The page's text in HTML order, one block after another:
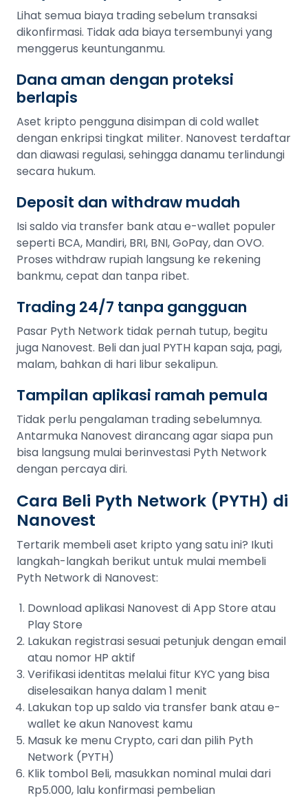
Lihat semua biaya trading sebelum transaksi
dikonfirmasi. Tidak ada biaya tersembunyi yang
menggerus keuntunganmu.
Dana aman dengan proteksi
berlapis
Aset kripto pengguna disimpan di cold wallet
dengan enkripsi tingkat militer. Nanovest terdaftar
dan diawasi regulasi, sehingga danamu terlindungi
secara hukum.
Deposit dan withdraw mudah
Isi saldo via transfer bank atau e-wallet populer
seperti BCA, Mandiri, BRI, BNI, GoPay, dan OVO.
Proses withdraw rupiah langsung ke rekening
bankmu, cepat dan tanpa ribet.
Trading 24/7 tanpa gangguan
Pasar Pyth Network tidak pernah tutup, begitu
juga Nanovest. Beli dan jual PYTH kapan saja, pagi,
malam, bahkan di hari libur sekalipun.
Tampilan aplikasi ramah pemula
Tidak perlu pengalaman trading sebelumnya.
Antarmuka Nanovest dirancang agar siapa pun
bisa langsung mulai berinvestasi Pyth Network
dengan percaya diri.
Cara Beli Pyth Network (PYTH) di
Nanovest
Tertarik membeli aset kripto yang satu ini? Ikuti
langkah-langkah berikut untuk mulai membeli
Pyth Network di Nanovest:
Download aplikasi Nanovest di App Store atau
Play Store
Lakukan registrasi sesuai petunjuk dengan email
atau nomor HP aktif
Verifikasi identitas melalui fitur KYC yang bisa
diselesaikan hanya dalam 1 menit
Lakukan top up saldo via transfer bank atau e-
wallet ke akun Nanovest kamu
Masuk ke menu Crypto, cari dan pilih Pyth
Network (PYTH)
Klik tombol Beli, masukkan nominal mulai dari
Rp5.000, lalu konfirmasi pembelian